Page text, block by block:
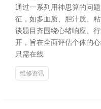
通过一系列用神思算的问
征，如多血质、胆汁质、
谈题目齐围绕心绪响应、
开，旨在全面评估个体的
只需在线
维修资讯